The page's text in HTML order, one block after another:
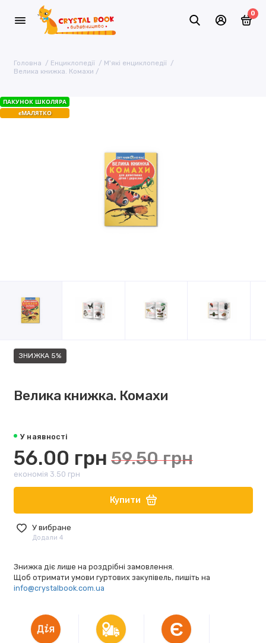
0
Головна Енциклопедії
М'які енциклопедії
Велика книжка. Комахи
ПАКУНОК ШКОЛЯРА
єМАЛЯТКО
ЗНИЖКА 5%
Велика книжка. Комахи
У наявності
56.00 грн 59.50 грн
економія 3.50 грн
Купити
У вибране
Додали 4
Знижка діє лише на роздрібні замовлення.
Щоб отримати умови гуртових закупівель, пишіть на
info@crystalbook.com.ua
Є